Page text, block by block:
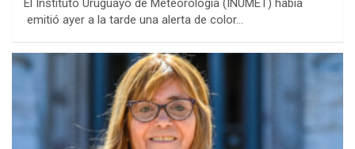
El Instituto Uruguayo de Meteorología (INUMET) había
emitió ayer a la tarde una alerta de color…